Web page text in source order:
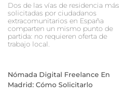
Dos de las vías de residencia más
solicitadas por ciudadanos
extracomunitarios en España
comparten un mismo punto de
partida: no requieren oferta de
trabajo local.
Nómada Digital Freelance En
Madrid: Cómo Solicitarlo